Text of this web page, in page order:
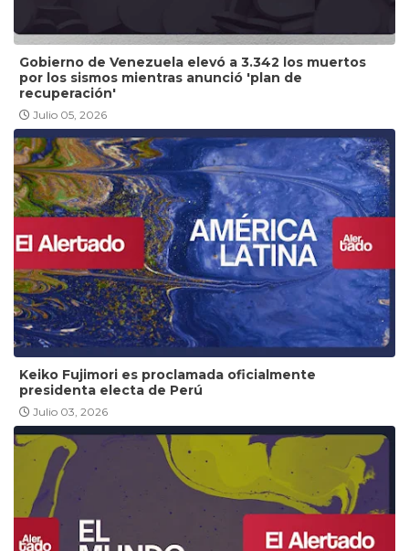
Gobierno de Venezuela elevó a 3.342 los muertos
por los sismos mientras anunció 'plan de
recuperación'
Julio 05, 2026
Keiko Fujimori es proclamada oficialmente
presidenta electa de Perú
Julio 03, 2026